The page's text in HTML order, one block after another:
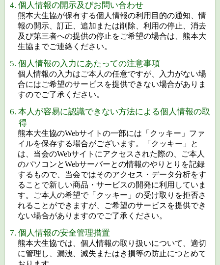
4. 個人情報の開示及びお問い合わせ
熊本大生協が保有する個人情報の利用目的の通知、情
報の開示、訂正、追加または削除、利用の停止、消去
及び第三者への提供の停止をご希望の場合は、熊本大
生協までご連絡ください。
5. 個人情報の入力にあたっての注意事項
個人情報の入力はご本人の任意ですが、入力がない場
合にはご希望のサービスを提供できない場合がありま
すのでご了承ください。
6. 本人が容易に認識できない方法による個人情報の取
得
熊本大生協のWebサイトの一部には「クッキー」ファ
イルを保存する場合がございます。「クッキー」と
は、当会のWebサイトにアクセスされた際の、ご本人
のパソコンとWebサーバーとの情報のやりとりを記録
するもので、当会ではそのアクセス・データ分析をす
ることで新しい商品・サービスの開発に利用していま
す。ご本人の希望で「クッキー」の受け取りを拒否さ
れることができますが、ご希望のサービスを提供でき
ない場合がありますのでご了承ください。
7. 個人情報の安全管理措置
熊本大生協では、個人情報の取り扱いについて、適切
に管理し、漏洩、滅失またはき損等の防止につとめて